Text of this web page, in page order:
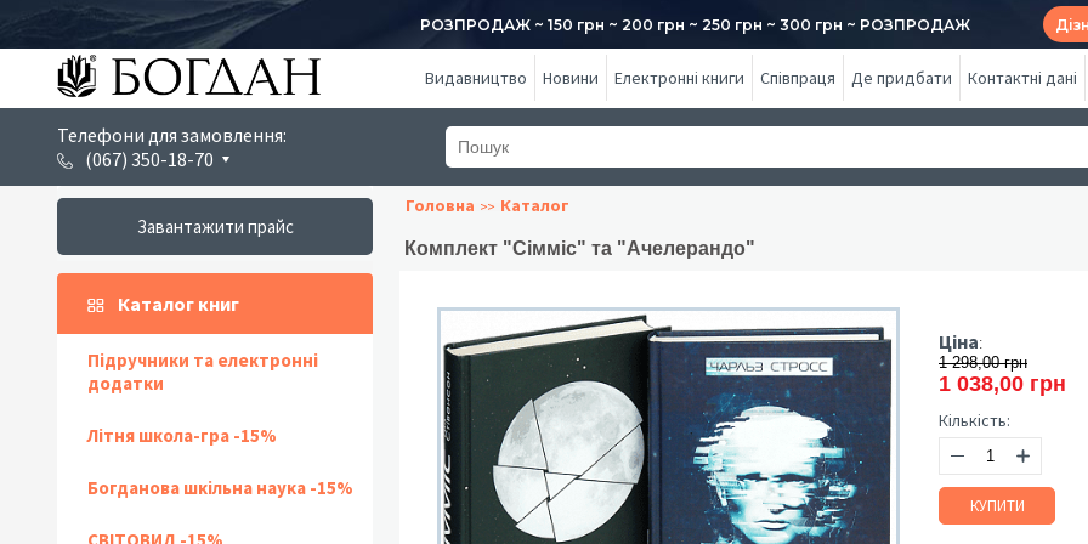
РОЗПРОДАЖ ~ 150 грн ~ 200 грн ~ 250 грн ~ 300 грн ~ РОЗПРОДАЖ
Видавництво Новини Електронні книги Співпраця Де придбати Контактні дані
Телефони для замовлення:
(067) 350-18-70
Завантажити прайс
Каталог книг
Підручники та електронні
додатки
Літня школа-гра -15%
Богданова шкільна наука -15%
Головна Каталог
Комплект "Сімміс" та "Ачелерандо"
Ціна:
1 298,00 грн
1 038,00 грн
Кількість:
КУПИТИ